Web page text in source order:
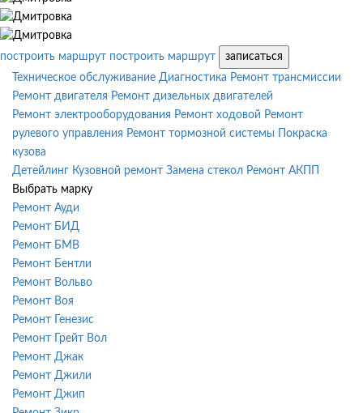
построить маршрут построить маршрут
записаться
Техническое обслуживание Диагностика Ремонт трансмиссии
Ремонт двигателя Ремонт дизельных двигателей
Ремонт электрооборудования Ремонт ходовой Ремонт
рулевого управления Ремонт тормозной системы
Покраска
кузова
Детейлинг Кузовной ремонт Замена стекол Ремонт АКПП
Выбрать марку
Ремонт Ауди
Ремонт БИД
Ремонт БМВ
Ремонт Бентли
Ремонт Вольво
Ремонт Воя
Ремонт Генезис
Ремонт Грейт Вол
Ремонт Джак
Ремонт Джили
Ремонт Джип